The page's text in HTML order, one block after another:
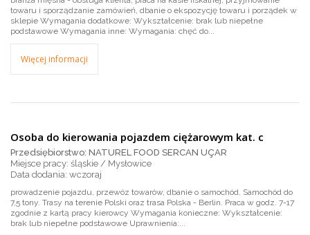
towaru i sporządzanie zamówień, dbanie o ekspozycję towaru i porządek w
sklepie Wymagania dodatkowe: Wykształcenie: brak lub niepełne
podstawowe Wymagania inne: Wymagania: chęć do...
Więcej informacji
Osoba do kierowania pojazdem ciężarowym kat. c
Przedsiębiorstwo: NATUREL FOOD SERCAN UÇAR
Miejsce pracy: śląskie / Mysłowice
wczoraj
prowadzenie pojazdu, przewóz towarów, dbanie o samochód. Samochód do
7,5 tony. Trasy na terenie Polski oraz trasa Polska - Berlin. Praca w godz. 7-17
zgodnie z kartą pracy kierowcy Wymagania konieczne: Wykształcenie:
brak lub niepełne podstawowe Uprawnienia:...